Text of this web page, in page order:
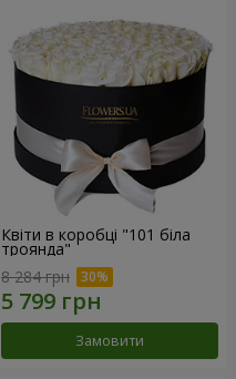
Квіти в коробці "101 біла
троянда"
8 284 грн
Замовити